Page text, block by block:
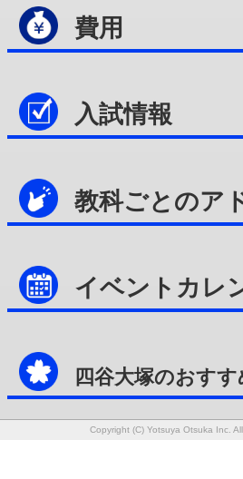
費用
入試情報
教科ごとのア
イベントカレ
四谷大塚のおす
Copyright (C) Yotsuya Otsuka Inc.